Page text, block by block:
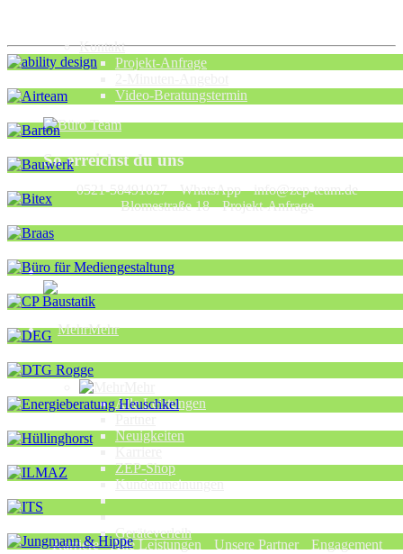
Kontakt
Projekt-Anfrage
Video-Beratungstermin
So erreichst du uns
0521-58491027 WhatsApp info@zep-team.de
Blomestraße 18 Projekt-Anfrage
Mehr
Alle Leistungen
Neuigkeiten
Karriere
ZEP-Shop
Kundenmeinungen
Geräteverleih
Karriere Alle Leistungen Unsere Partner
Engagement